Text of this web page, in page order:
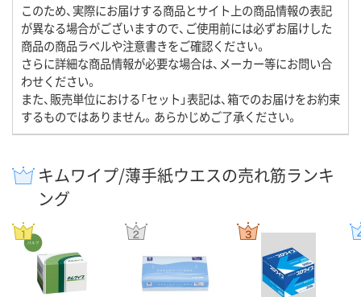
このため、実際にお届けする商品とサイト上の商品情報の表記
が異なる場合がございますので、ご使用前には必ずお届けした
商品の商品ラベルや注意書きをご確認ください。
さらに詳細な商品情報が必要な場合は、メーカー等にお問い合
わせください。
また、販売単位における「セット」表記は、箱でのお届けをお約束
するものではありません。あらかじめご了承ください。
キムワイプ/薄手紙ウエスの売れ筋ランキ
ング